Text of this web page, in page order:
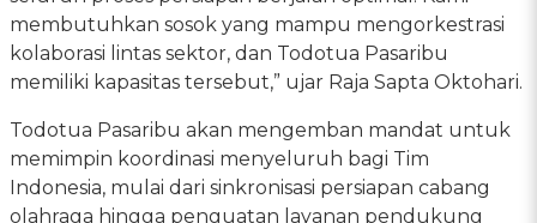
membutuhkan sosok yang mampu mengorkestrasi
kolaborasi lintas sektor, dan Todotua Pasaribu
memiliki kapasitas tersebut,” ujar Raja Sapta Oktohari.
Todotua Pasaribu akan mengemban mandat untuk
memimpin koordinasi menyeluruh bagi Tim
Indonesia, mulai dari sinkronisasi persiapan cabang
olahraga hingga penguatan layanan pendukung